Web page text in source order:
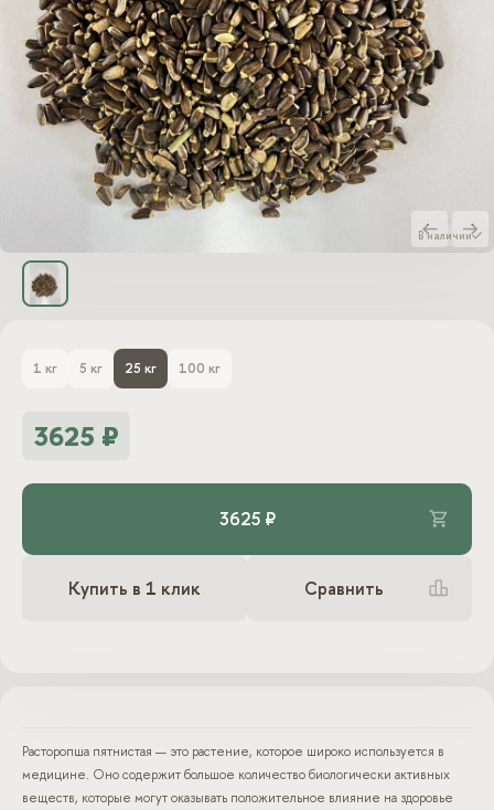
Войти Заказать звонок
1 кг 5 кг 25 кг 100 кг
3625 ₽
3625 ₽
Купить в 1 клик Сравнить
Расторопша пятнистая — это растение, которое широко используется в
медицине. Оно содержит большое количество биологически активных
веществ, которые могут оказывать положительное влияние на здоровье
В наличии